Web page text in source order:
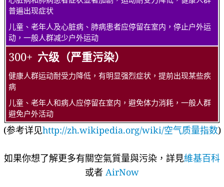
普遍出现症状
儿童、老年人及心脏病、肺病患者应停留在室内，停止户外运
动，一般人群减少户外运动
300+ 六级（严重污染）
健康人群运动耐受力降低，有明显强烈症状，提前出现某些疾
病
儿童、老年人和病人应停留在室内，避免体力消耗，一般人群
避免户外活动
(参考详见http://zh.wikipedia.org/wiki/空气质量指数)
如果你想了解更多有關空氣質量與污染，詳見維基百科
或者 AirNow